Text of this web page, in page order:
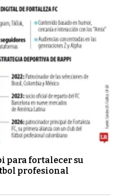
para fortalecer su
profesional